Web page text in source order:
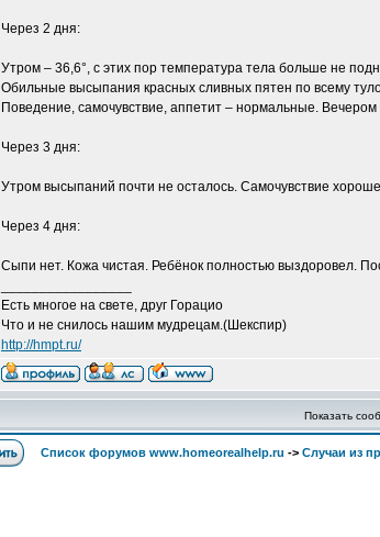
Через 2 дня:
Утром – 36,6°, с этих пор температура тела больше не
Обильные высыпания красных сливных пятен по всему
Поведение, самочувствие, аппетит – нормальные.
Через 3 дня:
Утром высыпаний почти не осталось. Самочувствие
Через 4 дня:
Сыпи нет. Кожа чистая. Ребёнок полностью выздоровел.
Есть многое на свете, друг Горацио
Что и не снилось нашим мудрецам.(Шекспир)
http://hmpt.ru/
Показать
Список форумов www.homeorealhelp.ru -> Случаи из